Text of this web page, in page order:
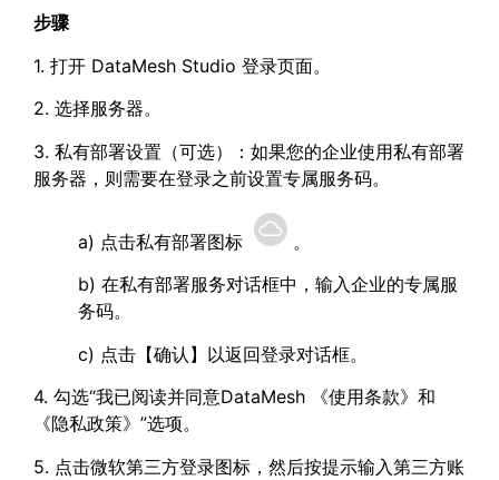
步骤
1. 打开 DataMesh Studio 登录页面。
2. 选择服务器。
3. 私有部署设置（可选）：如果您的企业使用私有部署
服务器，则需要在登录之前设置专属服务码。
a) 点击私有部署图标
。
b) 在私有部署服务对话框中，输入企业的专属服
务码。
c) 点击【确认】以返回登录对话框。
4. 勾选“我已阅读并同意DataMesh 《使用条款》和
《隐私政策》”选项。
5. 点击微软第三方登录图标，然后按提示输入第三方账